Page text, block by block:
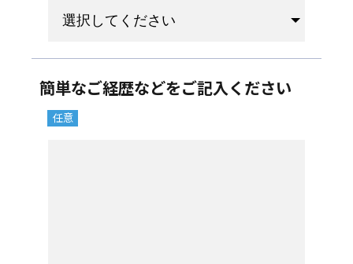
簡単なご経歴などをご記入ください